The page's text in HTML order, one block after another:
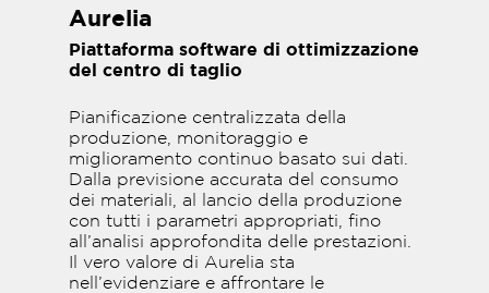
Aurelia
Piattaforma software di ottimizzazione
del centro di taglio
Pianificazione centralizzata della
produzione, monitoraggio e
miglioramento continuo basato sui dati.
Dalla previsione accurata del consumo
dei materiali, al lancio della produzione
con tutti i parametri appropriati, fino
all’analisi approfondita delle prestazioni.
Il vero valore di Aurelia sta
nell’evidenziare e affrontare le